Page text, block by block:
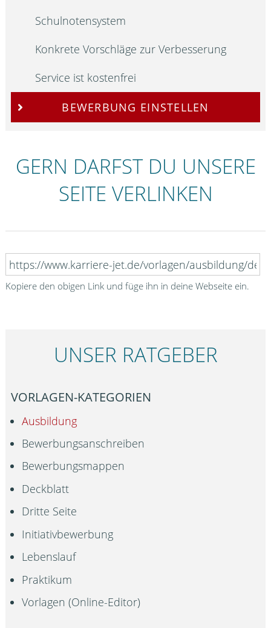
Schulnotensystem
Konkrete Vorschläge zur Verbesserung
Service ist kostenfrei
BEWERBUNG EINSTELLEN
GERN DARFST DU UNSERE
SEITE VERLINKEN
Kopiere den obigen Link und füge ihn in deine Webseite ein.
UNSER RATGEBER
VORLAGEN-KATEGORIEN
Ausbildung
Bewerbungsanschreiben
Bewerbungsmappen
Deckblatt
Dritte Seite
Initiativbewerbung
Lebenslauf
Praktikum
Vorlagen (Online-Editor)